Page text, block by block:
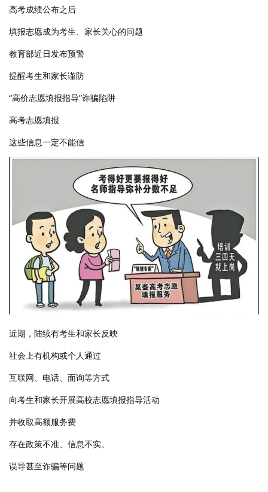
高考成绩公布之后
填报志愿成为考生、家长关心的问题
教育部近日发布预警
提醒考生和家长谨防
“高价志愿填报指导”诈骗陷阱
高考志愿填报
这些信息一定不能信
近期，陆续有考生和家长反映
社会上有机构或个人通过
互联网、电话、面询等方式
向考生和家长开展高校志愿填报指导活动
并收取高额服务费
存在政策不准、信息不实、
误导甚至诈骗等问题